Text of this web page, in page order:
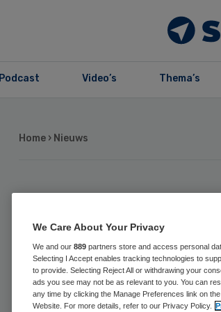
Podcast Video’s Thema’s
Home › Nieuws
Bijna 70
patiënten
ziekenhuis
We Care About Your Privacy
We and our 889 partners store and access personal
Selecting I Accept enables tracking technologies to
to provide. Selecting Reject All or withdrawing your
ads you see may not be as relevant to you. You can
any time by clicking the Manage Preferences link on
Website. For more details, refer to our Privacy Policy.